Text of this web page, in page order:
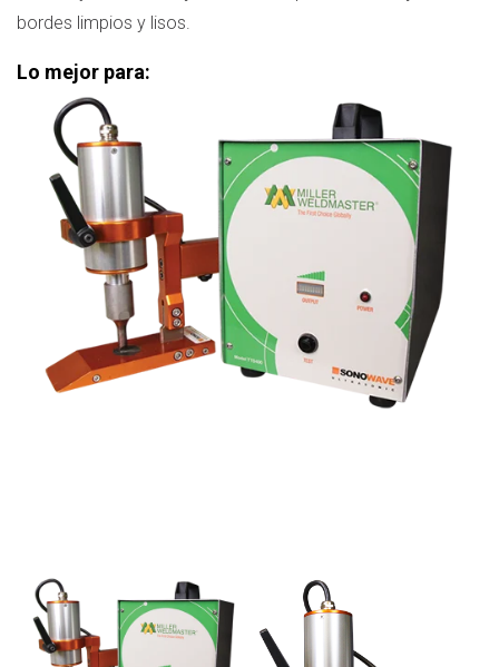
bordes limpios y lisos.
Lo mejor para: